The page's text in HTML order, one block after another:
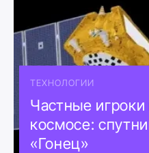
ТЕХНОЛОГИИ
Частные
космосе:
«Гонец»